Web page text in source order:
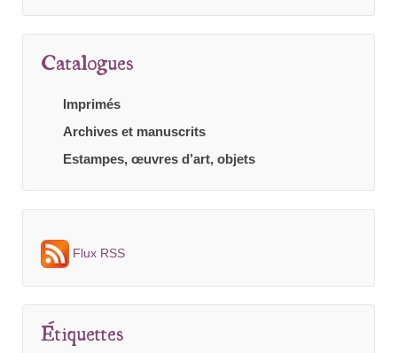
Catalogues
Imprimés
Archives et manuscrits
Estampes, œuvres d’art, objets
Flux RSS
Étiquettes